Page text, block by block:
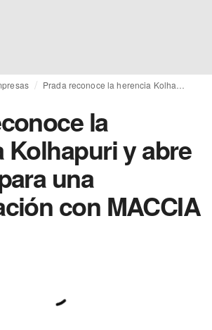
la
Kolhapuri y abre
una
con MACCIA